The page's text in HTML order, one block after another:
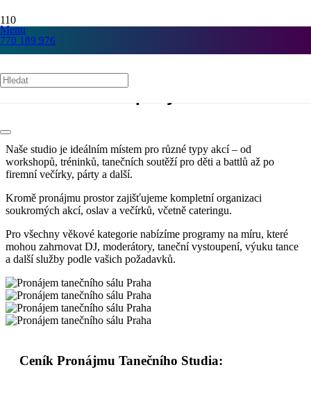
770 189 976
Menu
Pronájem sálů
Workshopy, Tréninky , Battly, taneční
soutěže pro děti, firemní večírky,
Naše studio je ideálním místem pro různé typy akcí – od
workshopů, tréninků, tanečních soutěží pro děti a battlů až po
firemní večírky, párty a další.
Kromě pronájmu prostor zajišťujeme kompletní organizaci
soukromých akcí, oslav a večírků, včetně cateringu.
Pro všechny věkové kategorie nabízíme programy na míru, které
mohou zahrnovat DJ, moderátory, taneční vystoupení, výuku tance
a další služby podle vašich požadavků.
Ceník Pronájmu Tanečního Studia: